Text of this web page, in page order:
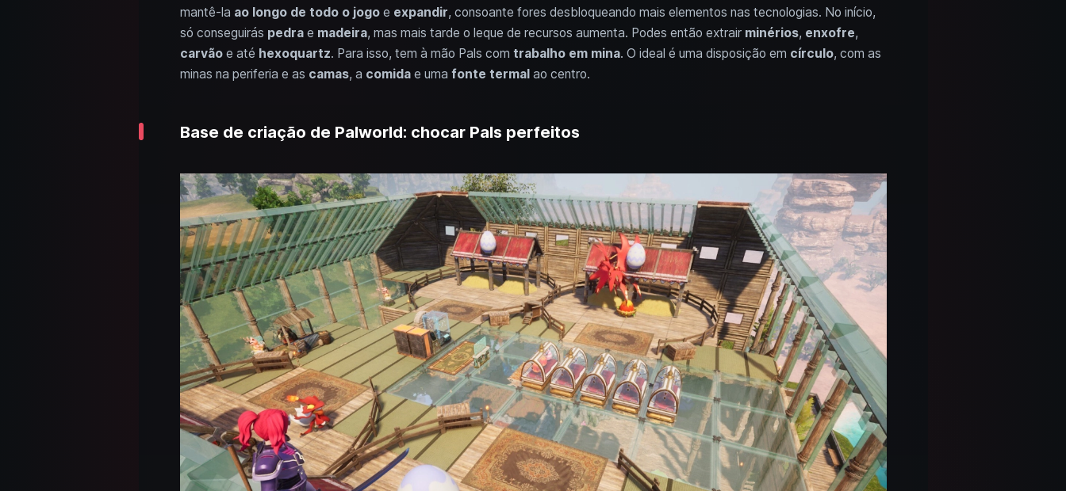
mantê-la ao longo de todo o jogoe expandir, consoante fores desbloqueando mais elementos nas tecnologias. No início,
só conseguirás pedrae madeira, mas mais tarde o leque de recursos aumenta. Podes então extrair minérios, enxofre,
carvãoe até hexoquartz. Para isso, tem à mão Pals com trabalho em mina. O ideal é uma disposição em círculo, com as
minas na periferia e as camas, a comidae uma fonte termalao centro.
Base de criação de Palworld: chocar Pals perfeitos